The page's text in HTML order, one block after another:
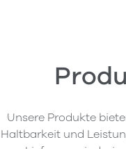
Unsere Produkte
Haltbarkeit und